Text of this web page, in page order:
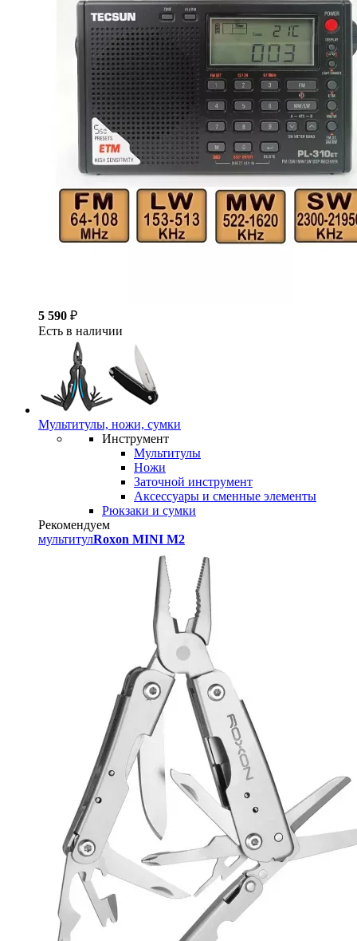
5 590 ₽
Есть в наличии
Мультитулы, ножи, сумки
Инструмент
Мультитулы
Ножи
Заточной инструмент
Аксессуары и сменные элементы
Рюкзаки и сумки
Рекомендуем
мультитулRoxon MINI M2